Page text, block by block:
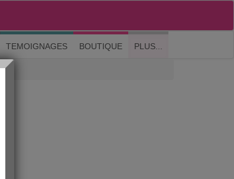
M'inscrire| Me connecter| ? Visite guidée
TEMOIGNAGES BOUTIQUE PLUS...